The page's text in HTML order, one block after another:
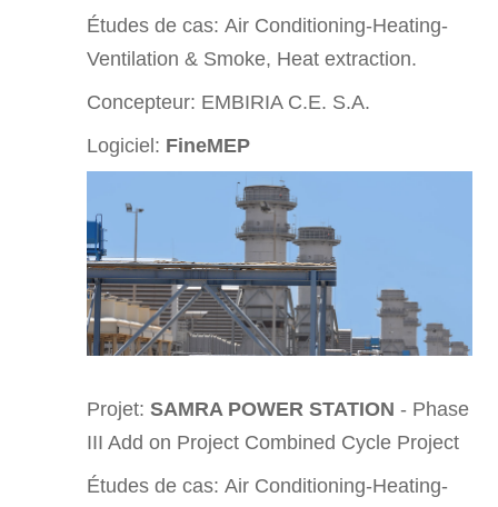
Études de cas: Air Conditioning-Heating-
Ventilation & Smoke, Heat extraction.
Concepteur: EMBIRIA C.E. S.A.
Logiciel: FineMEP
Projet: SAMRA POWER STATION - Phase
III Add on Project Combined Cycle Project
Études de cas: Air Conditioning-Heating-